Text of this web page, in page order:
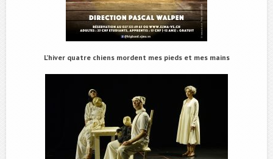
L’hiver quatre chiens mordent mes pieds et mes mains